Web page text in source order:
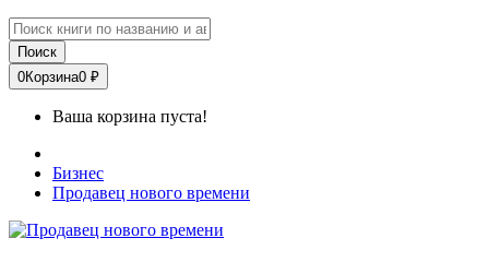
Поиск
0Корзина0 ₽
Ваша корзина пуста!
Бизнес
Продавец нового времени